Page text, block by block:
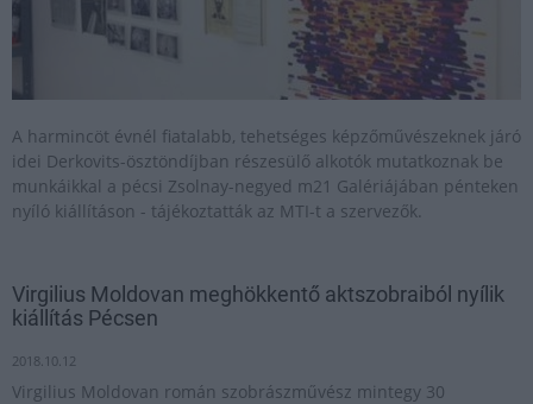
A harmincöt évnél fiatalabb, tehetséges képzőművészeknek járó
idei Derkovits-ösztöndíjban részesülő alkotók mutatkoznak be
munkáikkal a pécsi Zsolnay-negyed m21 Galériájában pénteken
nyíló kiállításon - tájékoztatták az MTI-t a szervezők.
Virgilius Moldovan meghökkentő aktszobraiból nyílik
kiállítás Pécsen
2018.10.12
Virgilius Moldovan román szobrászművész mintegy 30